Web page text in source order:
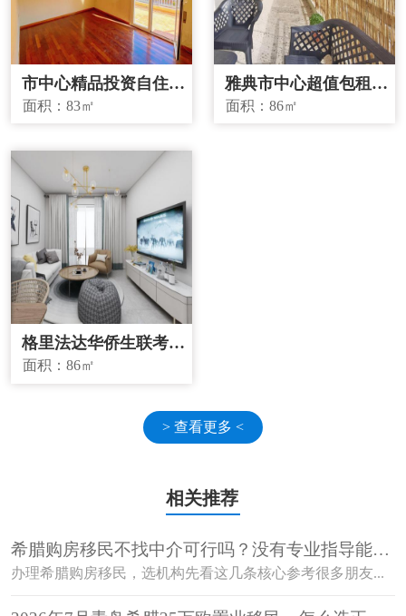
市中心精品投资自住两
宜房源
面积：83㎡
雅典市中心超值包租房
源
面积：86㎡
格里法达华侨生联考学
校学区房
面积：86㎡
> 查看更多 <
相关推荐
希腊购房移民不找中介可行吗？没有专业指导能顺
利获批吗？
办理希腊购房移民，选机构先看这几条核心参考很多朋友...